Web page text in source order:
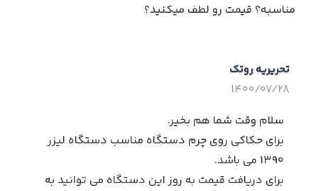
مناسبه؟ قیمت رو لطف میکنید؟
تحریریه روتک
1400/07/28
سلام وقت شما هم بخیر.
برای حکاکی روی چرم دستگاه مناسب دستگاه لیزر
۱۳۹۰ می باشد.
برای دریافت قیمت به روز این دستگاه می توانید به